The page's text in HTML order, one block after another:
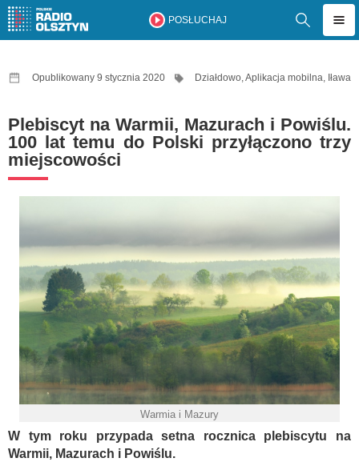
POSŁUCHAJ
Opublikowany 9 stycznia 2020 Działdowo,Aplikacja mobilna, Iława
Plebiscyt na Warmii, Mazurach i Powiślu.
100 lat temu do Polski przyłączono trzy
miejscowości
Warmia i Mazury
W tym roku przypada setna rocznica plebiscytu na
Warmii, Mazurach i Powiślu.